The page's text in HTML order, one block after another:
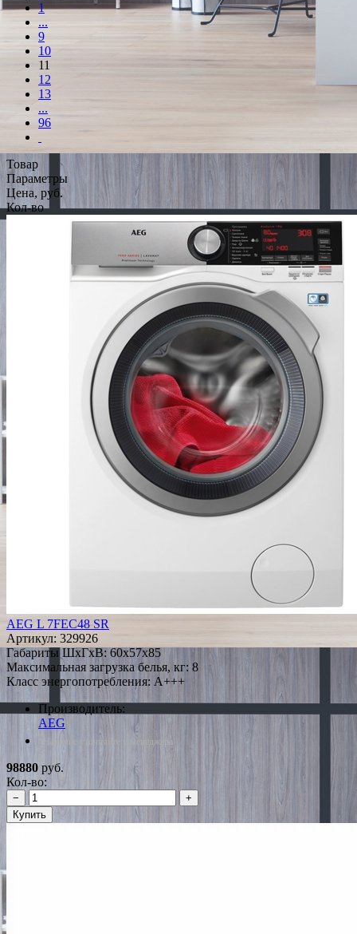
1
...
9
10
11
12
13
...
96
Товар
Параметры
Цена, руб.
Кол-во
AEG L 7FEC48 SR
Артикул: 329926
Габариты ШxГxВ: 60x57x85
Максимальная загрузка белья, кг: 8
Класс энергопотребления: A+++
Производитель:
AEG
*Наличие уточняйте у менеджера
98880 руб.
Кол-во:
−
+
Купить